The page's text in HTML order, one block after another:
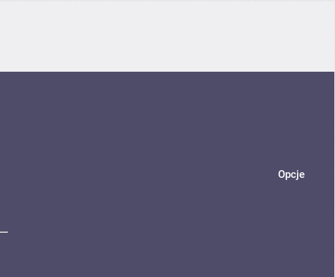
Opcje